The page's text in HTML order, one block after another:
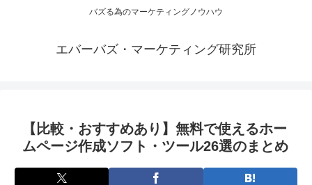
バズる為のマーケティングノウハウ
エバーバズ・マーケティング研究所
【比較・おすすめあり】無料で使えるホー
ムページ作成ソフト・ツール26選のまとめ